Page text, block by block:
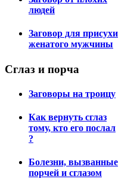
людей
Заговор для присухи
женатого мужчины
Сглаз и порча
Заговоры на троицу
Как вернуть сглаз
тому, кто его послал
?
Болезни, вызванные
порчей и сглазом